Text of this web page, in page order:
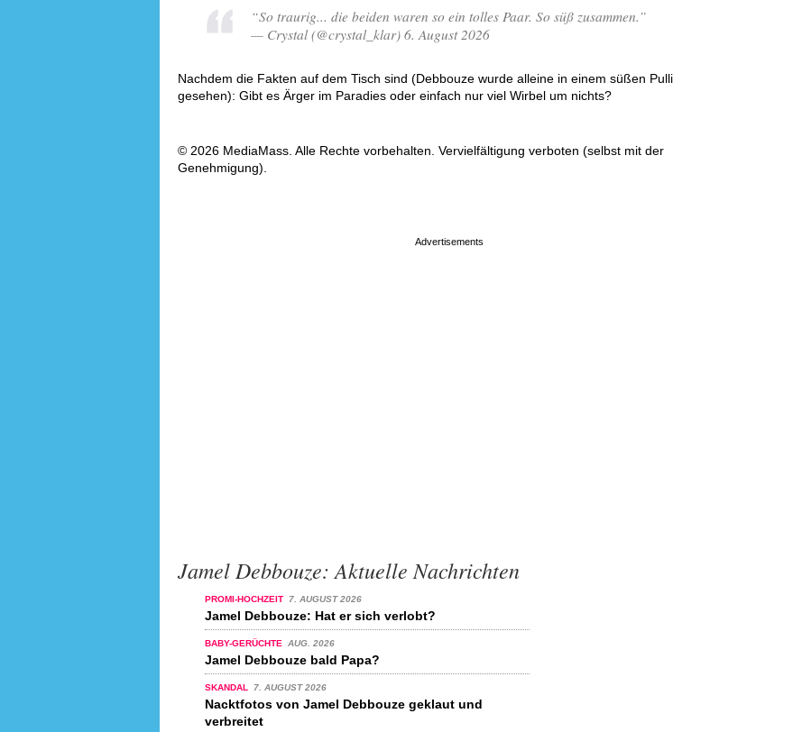
“So traurig... die beiden waren so ein tolles Paar. So süß zusammen.”
— Crystal (@crystal_klar) 6. August 2026
Nachdem die Fakten auf dem Tisch sind (Debbouze wurde alleine in einem süßen Pulli
gesehen): Gibt es Ärger im Paradies oder einfach nur viel Wirbel um nichts?
© 2026 MediaMass. Alle Rechte vorbehalten. Vervielfältigung verboten (selbst mit der
Genehmigung).
Jamel Debbouze: Aktuelle Nachrichten
PROMI-HOCHZEIT 7. AUGUST 2026
Jamel Debbouze: Hat er sich verlobt?
BABY-GERÜCHTE AUG. 2026
Jamel Debbouze bald Papa?
SKANDAL 7. AUGUST 2026
Nacktfotos von Jamel Debbouze geklaut und
verbreitet